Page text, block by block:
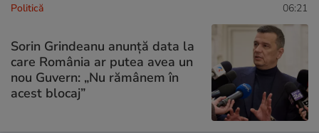
Politică 06:21
Sorin Grindeanu anunță data la
care România ar putea avea un
nou Guvern: „Nu rămânem în
acest blocaj”